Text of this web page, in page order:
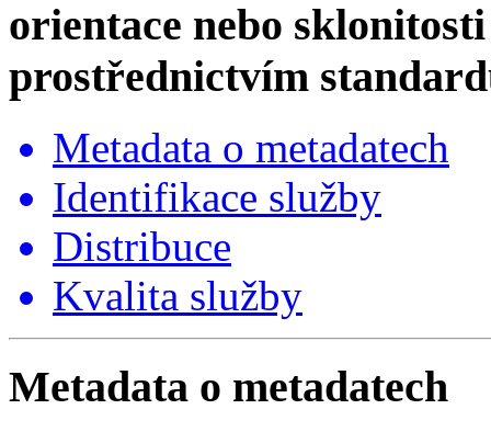
orientace nebo
prostřednictvím
Metadata o metadatech
Identifikace služby
Distribuce
Kvalita služby
Metadata o metadatech